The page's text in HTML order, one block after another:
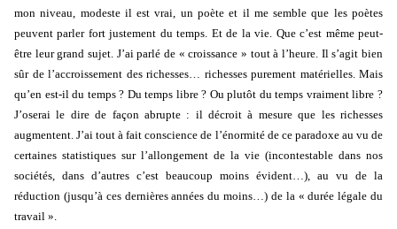
mon niveau, modeste il est vrai, un poète et il me semble que les poètes
peuvent parler fort justement du temps. Et de la vie. Que c’est même peut-
être leur grand sujet. J’ai parlé de « croissance » tout à l’heure. Il s’agit bien
sûr de l’accroissement des richesses… richesses purement matérielles. Mais
qu’en est-il du temps ? Du temps libre ? Ou plutôt du temps vraiment libre ?
J’oserai le dire de façon abrupte : il décroit à mesure que les richesses
augmentent. J’ai tout à fait conscience de l’énormité de ce paradoxe au vu de
certaines statistiques sur l’allongement de la vie (incontestable dans nos
sociétés, dans d’autres c’est beaucoup moins évident…), au vu de la
réduction (jusqu’à ces dernières années du moins…) de la « durée légale du
travail ».